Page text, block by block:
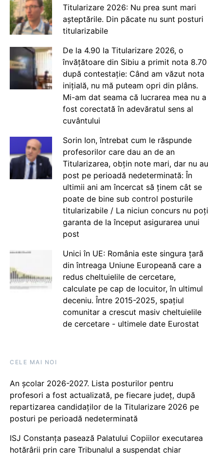
Titularizare 2026: Nu prea sunt mari
așteptările. Din păcate nu sunt posturi
titularizabile
De la 4.90 la Titularizare 2026, o
învățătoare din Sibiu a primit nota 8.70
după contestație: Când am văzut nota
inițială, nu mă puteam opri din plâns.
Mi-am dat seama că lucrarea mea nu a
fost corectată în adevăratul sens al
cuvântului
Sorin Ion, întrebat cum le răspunde
profesorilor care dau an de an
Titularizarea, obțin note mari, dar nu au
post pe perioadă nedeterminată: În
ultimii ani am încercat să ținem cât se
poate de bine sub control posturile
titularizabile / La niciun concurs nu poți
garanta de la început asigurarea unui
post
Unici în UE: România este singura țară
din întreaga Uniune Europeană care a
redus cheltuielile de cercetare,
calculate pe cap de locuitor, în ultimul
deceniu. Între 2015-2025, spațiul
comunitar a crescut masiv cheltuielile
de cercetare - ultimele date Eurostat
CELE MAI NOI
An școlar 2026-2027. Lista posturilor pentru
profesori a fost actualizată, pe fiecare județ, după
repartizarea candidaților de la Titularizare 2026 pe
posturi pe perioadă nedeterminată
ISJ Constanța pasează Palatului Copiilor executarea
hotărârii prin care Tribunalul a suspendat chiar